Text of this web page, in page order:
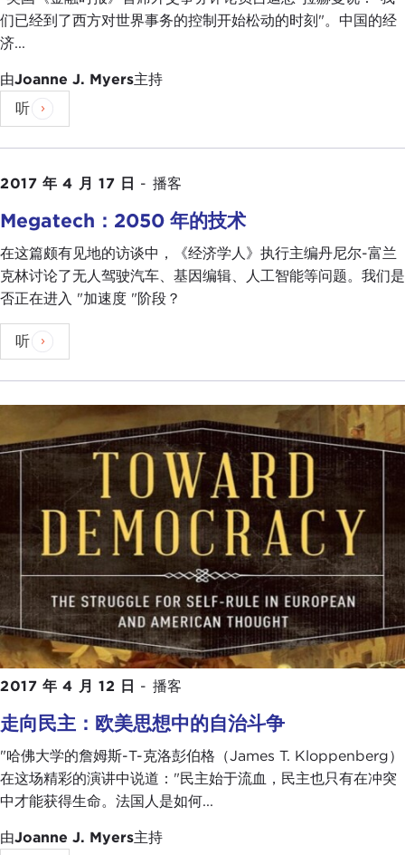
们已经到了西方对世界事务的控制开始松动的时刻"。中国的经
济...
由Joanne J. Myers主持
听
2017 年 4 月 17 日 - 播客
Megatech：2050 年的技术
在这篇颇有见地的访谈中，《经济学人》执行主编丹尼尔-富兰
克林讨论了无人驾驶汽车、基因编辑、人工智能等问题。我们是
否正在进入 "加速度 "阶段？
听
2017 年 4 月 12 日 - 播客
走向民主：欧美思想中的自治斗争
"哈佛大学的詹姆斯-T-克洛彭伯格（James T. Kloppenberg）
在这场精彩的演讲中说道："民主始于流血，民主也只有在冲突
中才能获得生命。法国人是如何...
由Joanne J. Myers主持